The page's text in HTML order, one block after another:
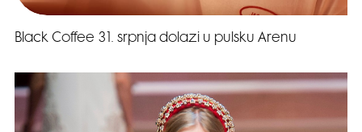
Black Coffee 31. srpnja dolazi u pulsku Arenu